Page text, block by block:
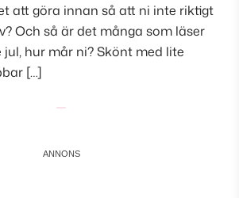
att göra innan så att ni inte riktigt
Och så är det många som läser
hur mår ni? Skönt med lite
[…]